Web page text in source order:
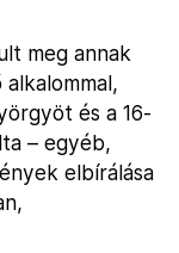
meg annak
és a 16-
– egyéb,
elbírálása